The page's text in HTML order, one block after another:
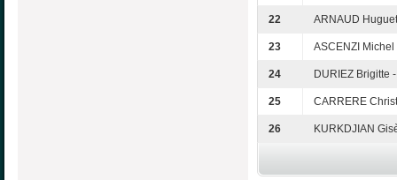
22 ARNAUD
23 ASCENZI Michel
24 DURIEZ Brigitte
25 CARRERE
26 KURKDJIAN